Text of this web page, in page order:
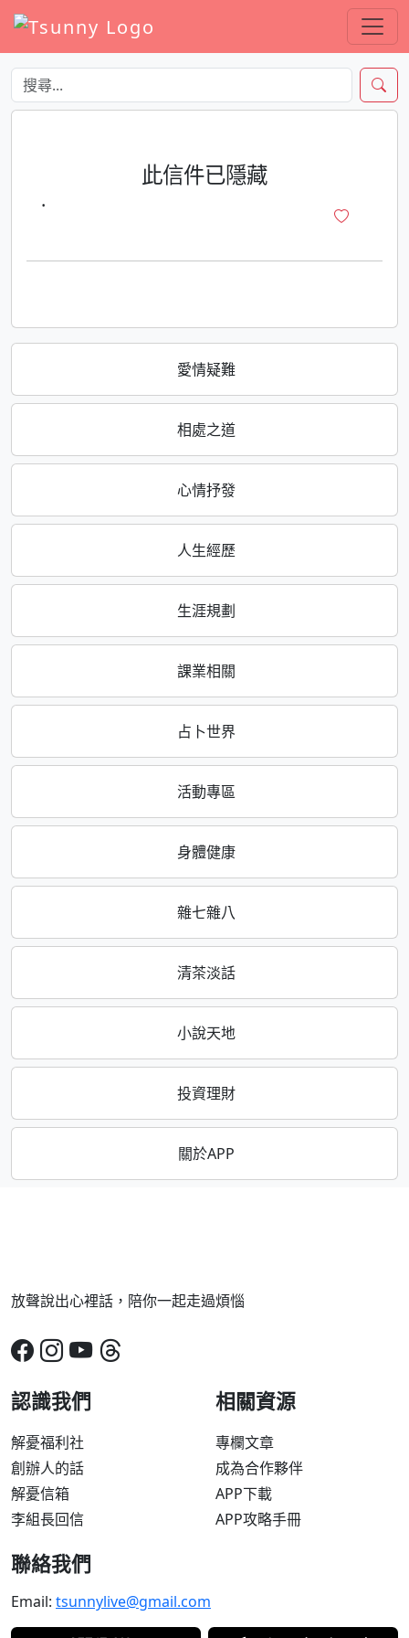
愛情疑難
相處之道
心情抒發
人生經歷
生涯規劃
課業相關
占卜世界
活動專區
身體健康
雜七雜八
清茶淡話
小說天地
投資理財
關於APP
此信件已隱藏
·
放聲說出心裡話，陪你一起走過煩惱
認識我們
解憂福利社
創辦人的話
解憂信箱
李組長回信
相關資源
專欄文章
成為合作夥伴
APP下載
APP攻略手冊
聯絡我們
Email: tsunnylive@gmail.com